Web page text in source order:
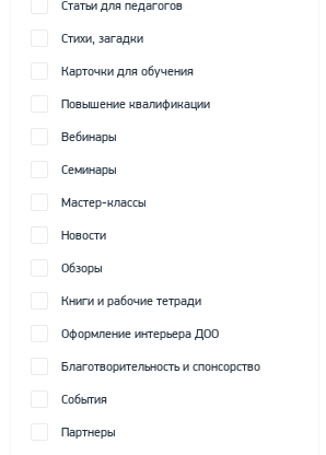
Статьи для педагогов
Стихи, загадки
Карточки для обучения
Повышение квалификации
Вебинары
Семинары
Мастер-классы
Новости
Обзоры
Книги и рабочие тетради
Оформление интерьера ДОО
Благотворительность и спонсорство
События
Партнеры